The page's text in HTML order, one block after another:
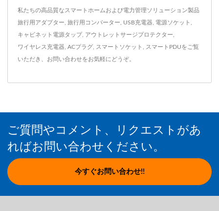
私たちの高品質なスマートホームおよび電力管理ソリューション製品
旅行用アダプター 旅行用コンバーター USB充電器 電源ソケット
キャビネット電源タップ, アウトレットサージプロテクター
ワイヤレス充電器 ACプラグ スマートソケット スマートPDUをご覧
いただき、 お問い合わせをお気軽にどうぞ。
ご質問やコメント、リクエストがあ
ればお問い合わせください。
今すぐお問い合わせ!!